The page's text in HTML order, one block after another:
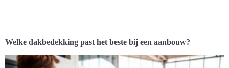
Welke dakbedekking past het beste bij een aanbouw?